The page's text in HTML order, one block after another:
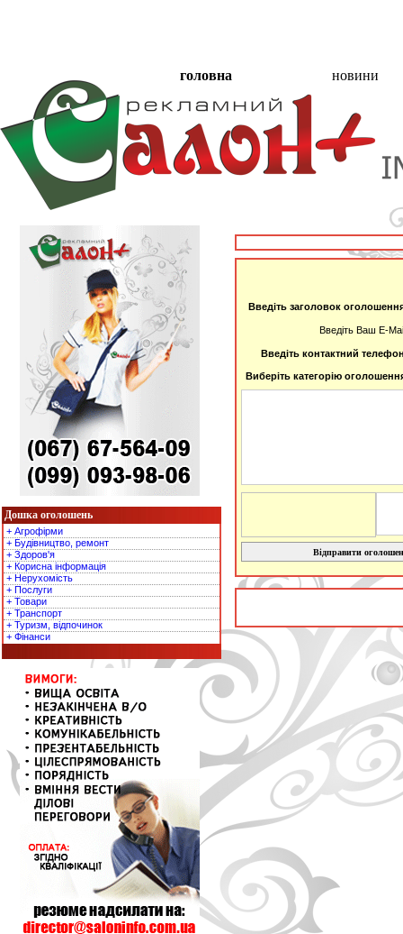
головна новини
Дошка оголошень
+ Агрофірми
+ Будівництво, ремонт
+ Здоров'я
+ Корисна інформація
+ Нерухомість
+ Послуги
+ Товари
+ Транспорт
+ Туризм, відпочинок
+ Фінанси
Введіть заголовок
Введіть Ваш E-
Введіть контактний
Виберіть категорію
Відправити